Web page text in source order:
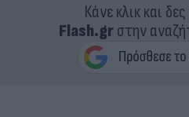
Κάνε κλικ και
Flash.grστην